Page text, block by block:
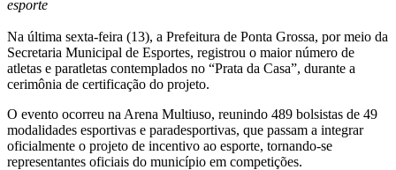
esporte
Na última sexta-feira (13), a Prefeitura de Ponta Grossa, por meio da
Secretaria Municipal de Esportes, registrou o maior número de
atletas e paratletas contemplados no “Prata da Casa”, durante a
cerimônia de certificação do projeto.
O evento ocorreu na Arena Multiuso, reunindo 489 bolsistas de 49
modalidades esportivas e paradesportivas, que passam a integrar
oficialmente o projeto de incentivo ao esporte, tornando-se
representantes oficiais do município em competições.